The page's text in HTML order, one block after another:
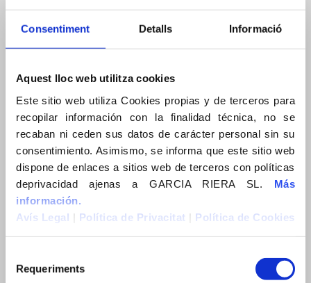
Consentiment Detalls Informació
Aquest lloc web utilitza cookies
Este sitio web utiliza Cookies propias y de terceros para
recopilar información con la finalidad técnica, no se
recaban ni ceden sus datos de carácter personal sin su
consentimiento. Asimismo, se informa que este sitio web
dispone de enlaces a sitios web de terceros con políticas
deprivacidad ajenas a GARCIA RIERA SL. Más
información.
Avís Legal | Política de Privacitat | Política de Cookies
Requeriments
Delegació Barcelona:
08173 Sant Cugat del Vallès (Barcelona)
Tel. +34 938 32 52 56
e-mail: info@garciariera.es
MENÚ
Compromís